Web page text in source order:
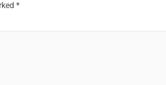
*